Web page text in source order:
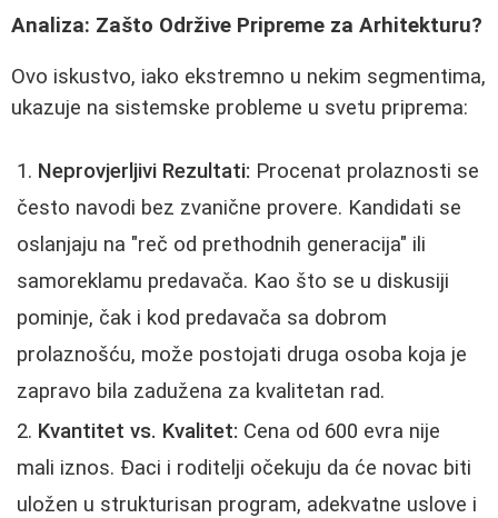
Analiza: Zašto Održive Pripreme za Arhitekturu?
Ovo iskustvo, iako ekstremno u nekim segmentima,
ukazuje na sistemske probleme u svetu priprema:
Neprovjerljivi Rezultati: Procenat prolaznosti se
često navodi bez zvanične provere. Kandidati se
oslanjaju na "reč od prethodnih generacija" ili
samoreklamu predavača. Kao što se u diskusiji
pominje, čak i kod predavača sa dobrom
prolaznošću, može postojati druga osoba koja je
zapravo bila zadužena za kvalitetan rad.
Kvantitet vs. Kvalitet: Cena od 600 evra nije
mali iznos. Đaci i roditelji očekuju da će novac biti
uložen u strukturisan program, adekvatne uslove i